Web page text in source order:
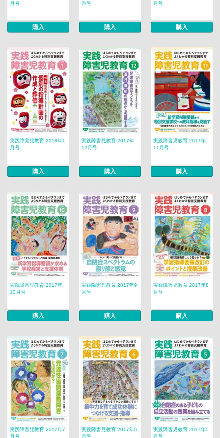
月号
購入
月号
購入
月号
購入
実践障害児教育 2018年1
月号
購入
実践障害児教育 2017年
12月号
購入
実践障害児教育 2017年
11月号
購入
実践障害児教育 2017年
10月号
購入
実践障害児教育 2017年9
月号
購入
実践障害児教育 2017年8
月号
購入
実践障害児教育 2017年7
月号
実践障害児教育 2017年6
月号
実践障害児教育 2017年5
月号